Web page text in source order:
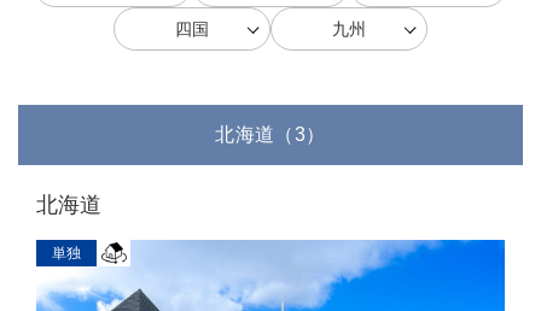
四国 九州
北海道（3）
北海道
単独